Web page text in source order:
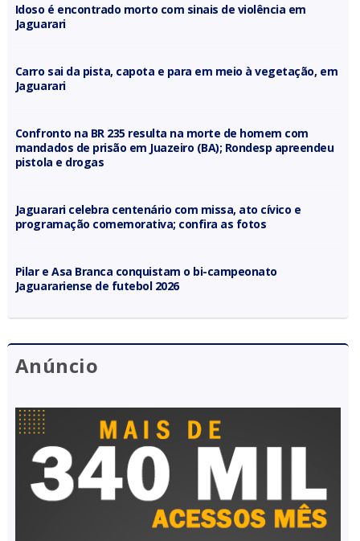
Idoso é encontrado morto com sinais de violência em
Jaguarari
Carro sai da pista, capota e para em meio à vegetação, em
Jaguarari
Confronto na BR 235 resulta na morte de homem com
mandados de prisão em Juazeiro (BA); Rondesp apreendeu
pistola e drogas
Jaguarari celebra centenário com missa, ato cívico e
programação comemorativa; confira as fotos
Pilar e Asa Branca conquistam o bi-campeonato
Jaguarariense de futebol 2026
Anúncio